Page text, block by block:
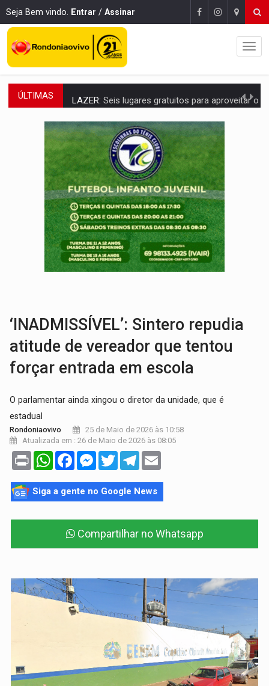
Seja Bem vindo. Entrar / Assinar
ÚLTIMAS LAZER: Seis lugares gratuitos para aproveitar o fim de semana
VÍDEO:FTICCO e Força Tática prendem membro do CV com arma e drogas
INCLUSÃO:Prefeitura fortalece parceria com a APAE para ampliar ações
DEFESA:Exército testa inovações no combate a drones durante
TEMAS SOCIOAMBIENTAIS:Em Itapuã do Oeste, CINEMAZÔNIA leva cinema
PREVISÃO:Interior de Rondônia terá sábado (8) de calor intenso
INFRAESTRUTURA:Após quase 30 anos de espera, asfalto chega ao
A ILHA:Coreografia de Rondônia estreia na programação do Festival de
‘INADMISSÍVEL’: Sintero repudia
atitude de vereador que tentou
forçar entrada em escola
O parlamentar ainda xingou o diretor da unidade, que é
estadual
Rondoniaovivo
25 de Maio de 2026 às 10:58
Atualizada em : 26 de Maio de 2026 às 08:05
Print WhatsAppFacebookMessenger
TwitterTelegram
Siga a gente no Google News
Compartilhar no Whatsapp